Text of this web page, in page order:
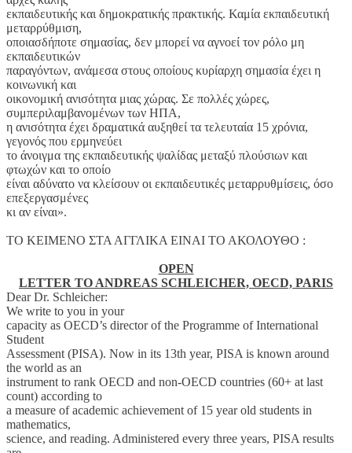
εκπαιδευτικής και δημοκρατικής πρακτικής. Καμία εκπαιδευτική
μεταρρύθμιση,
οποιασδήποτε σημασίας, δεν μπορεί να αγνοεί τον ρόλο μη
εκπαιδευτικών
παραγόντων, ανάμεσα στους οποίους κυρίαρχη σημασία έχει η
κοινωνική και
οικονομική ανισότητα μιας χώρας. Σε πολλές χώρες,
συμπεριλαμβανομένων των ΗΠΑ,
η ανισότητα έχει δραματικά αυξηθεί τα τελευταία 15 χρόνια,
γεγονός που ερμηνεύει
το άνοιγμα της εκπαιδευτικής ψαλίδας μεταξύ πλούσιων και
φτωχών και το οποίο
είναι αδύνατο να κλείσουν οι εκπαιδευτικές μεταρρυθμίσεις, όσο
επεξεργασμένες
κι αν είναι».
ΤΟ ΚΕΙΜΕΝΟ ΣΤΑ ΑΓΓΛΙΚΑ ΕΙΝΑΙ ΤΟ ΑΚΟΛΟΥΘΟ :
OPEN
LETTER TO ANDREAS SCHLEICHER, OECD, PARIS
Dear Dr. Schleicher:
We write to you in your
capacity as OECD’s director of the Programme of International
Student
Assessment (PISA). Now in its 13th year, PISA is known around
the world as an
instrument to rank OECD and non-OECD countries (60+ at last
count) according to
a measure of academic achievement of 15 year old students in
mathematics,
science, and reading. Administered every three years, PISA results